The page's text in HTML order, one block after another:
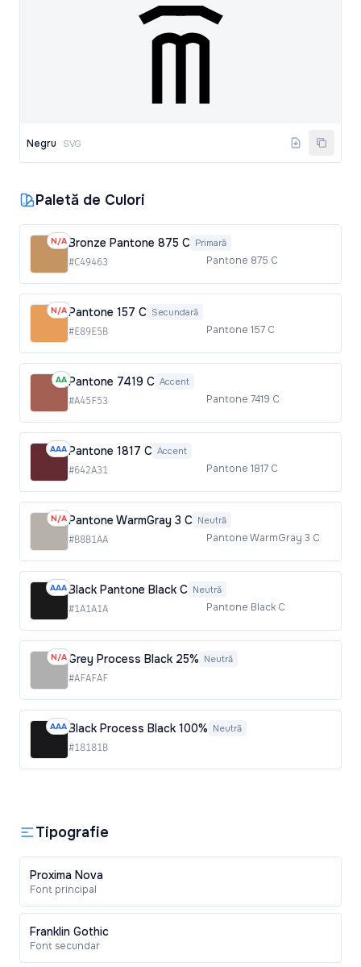
Negru SVG
Paletă de Culori
N/ABronze Pantone 875 C Primară
#C49463 Pantone 875 C
N/APantone 157 C Secundară
#E89E5B Pantone 157 C
AAPantone 7419 C Accent
#A45F53 Pantone 7419 C
AAAPantone 1817 C Accent
#642A31 Pantone 1817 C
N/APantone WarmGray 3 C Neutră
#B8B1AA Pantone WarmGray 3 C
AAABlack Pantone Black C Neutră
#1A1A1A Pantone Black C
N/AGrey Process Black 25% Neutră
#AFAFAF
AAABlack Process Black 100% Neutră
#18181B
Tipografie
Proxima Nova
Font principal
Franklin Gothic
Font secundar